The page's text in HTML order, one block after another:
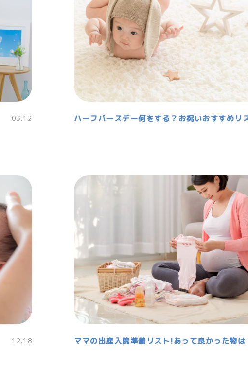
03.12
12.18